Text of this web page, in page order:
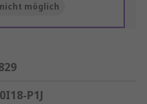
möglich
P1J